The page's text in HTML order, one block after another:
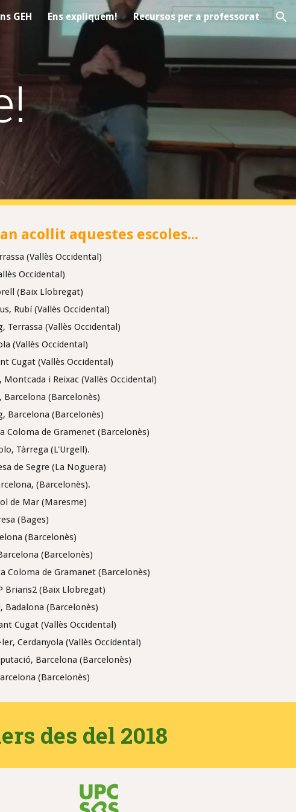
GEH Ens expliquem! Recursos per a professorat
acollit aquestes escoles...
(Vallès Occidental)
Occidental)
(Baix Llobregat)
Rubí (Vallès Occidental)
Terrassa (Vallès Occidental)
(Vallès Occidental)
Cugat (Vallès Occidental)
i Reixac (Vallès Occidental)
(Barcelonès)
Barcelona (Barcelonès)
Coloma de Gramenet (Barcelonès)
Tàrrega (L'Urgell).
de Segre (La Noguera)
(Barcelonès).
de Mar (Maresme)
(Bages)
(Barcelonès)
(Barcelonès)
Coloma de Gramanet (Barcelonès)
Brians2 (Baix Llobregat)
(Barcelonès)
Cugat (Vallès Occidental)
Cerdanyola (Vallès Occidental)
Barcelona (Barcelonès)
(Barcelonès)
des del 2018